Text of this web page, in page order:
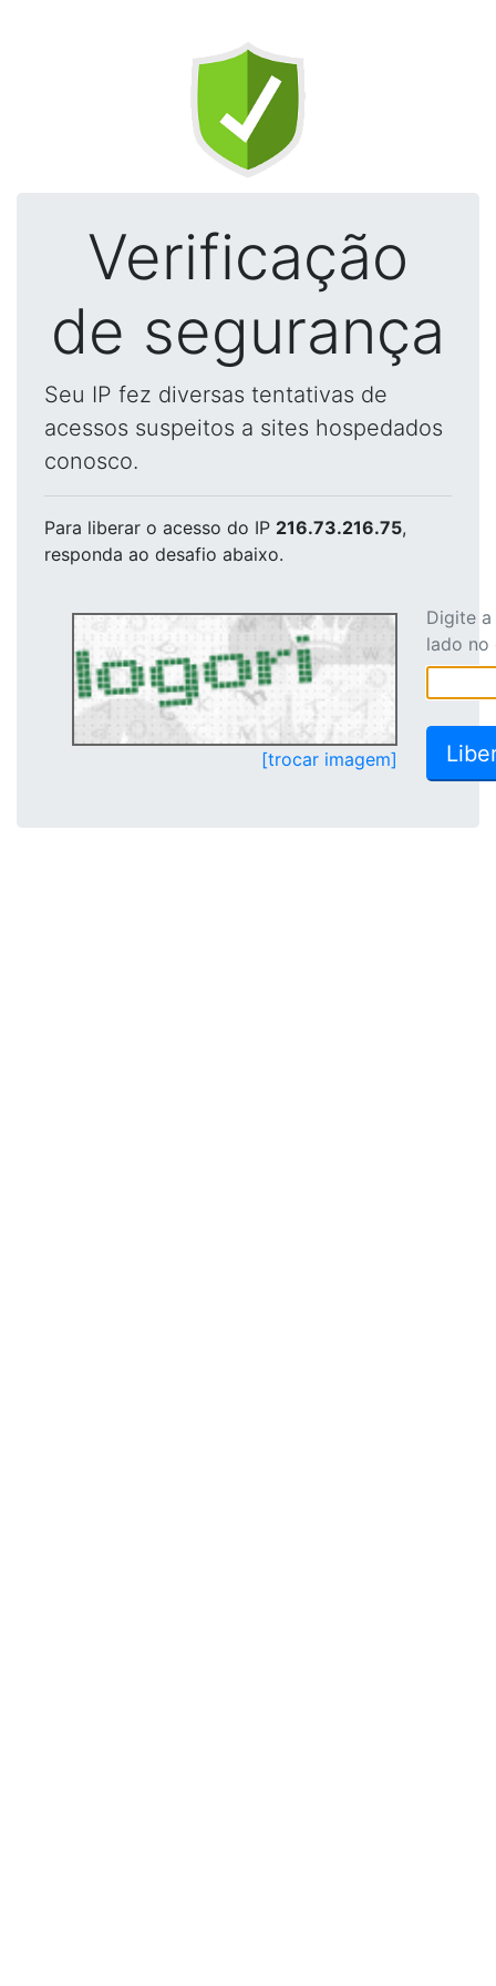
Verificação
de segurança
Seu IP fez diversas tentativas de
acessos suspeitos a sites hospedados
conosco.
Para liberar o acesso do IP 216.73.216.75,
responda ao desafio abaixo.
[trocar imagem]
Digite
lado no